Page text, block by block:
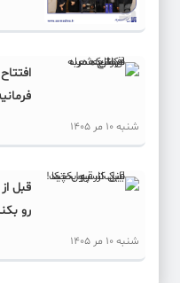
شنبه 10 مر 1405
قبل
رو
شنبه 10 مر 1405